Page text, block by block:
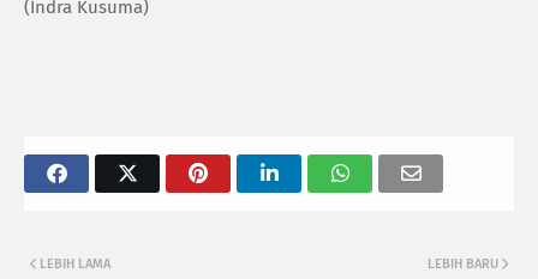
(Indra Kusuma)
LEBIH BARU
LEBIH LAMA